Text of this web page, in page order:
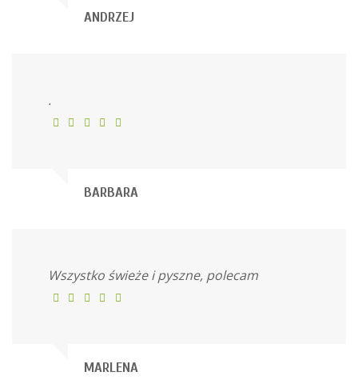
ANDRZEJ
.
BARBARA
Wszystko świeże i pyszne, polecam
MARLENA